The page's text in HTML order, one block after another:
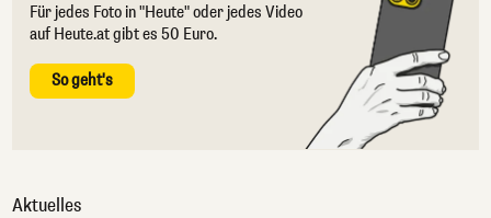
Für jedes Foto in "Heute" oder jedes Video
auf Heute.at gibt es 50 Euro.
So geht's
Aktuelles